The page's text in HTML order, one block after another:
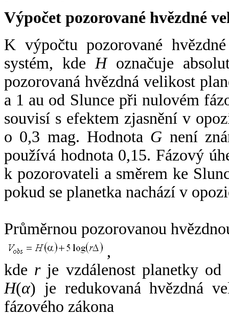
Výpočet pozorované hvězdné
K výpočtu pozorované
systém, kde Hoznačuje
pozorovaná hvězdná velikost
a 1 au od Slunce při nulovém
souvisí s efektem zjasnění v
o 0,3 mag. Hodnota G není
používá hodnota 0,15. Fázový
k pozorovateli a směrem ke
pokud se planetka nachází v
Průměrnou pozorovanou
,
kde rje vzdálenost planetky od
H(α) je redukovaná hvězdná
fázového zákona